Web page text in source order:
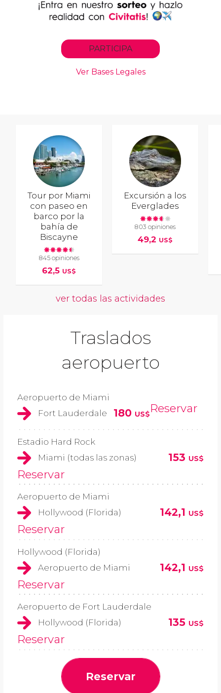
Tour por Miami
con paseo en
barco por la
bahía de
Biscayne
845 opiniones
62,5 US$
Excursión a los
Everglades
803 opiniones
49,2 US$
ver todas las actividades
Traslados
aeropuerto
Aeropuerto de Miami
Fort Lauderdale
180 US$Reservar
Estadio Hard Rock
Miami (todas las zonas)
153 US$
Reservar
Aeropuerto de Miami
Hollywood (Florida)
142,1 US$
Reservar
Hollywood (Florida)
Aeropuerto de Miami
142,1 US$
Reservar
Aeropuerto de Fort Lauderdale
Hollywood (Florida)
135 US$
Reservar
Reservar